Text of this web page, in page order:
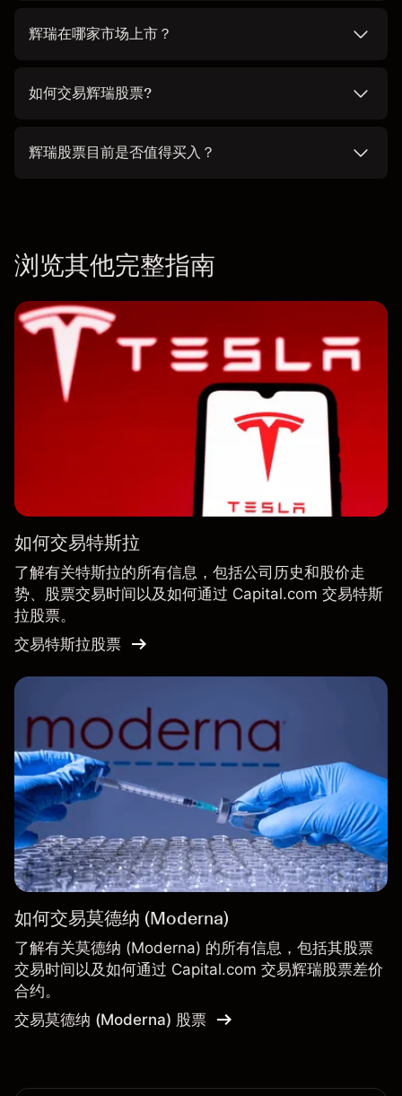
辉瑞在哪家市场上市？
如何交易辉瑞股票?
辉瑞股票目前是否值得买入？
浏览其他完整指南
如何交易特斯拉
了解有关特斯拉的所有信息，包括公司历史和股价走
势、股票交易时间以及如何通过 Capital.com 交易特斯
拉股票。
交易特斯拉股票
如何交易莫德纳 (Moderna)
了解有关莫德纳 (Moderna) 的所有信息，包括其股票
交易时间以及如何通过 Capital.com 交易辉瑞股票差价
合约。
交易莫德纳 (Moderna) 股票